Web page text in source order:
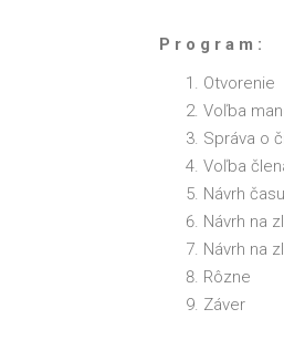
P r o g r a m :
Otvorenie
Voľba
Správa o
Voľba
Návrh
Návrh na
Návrh na
Rôzne
Záver